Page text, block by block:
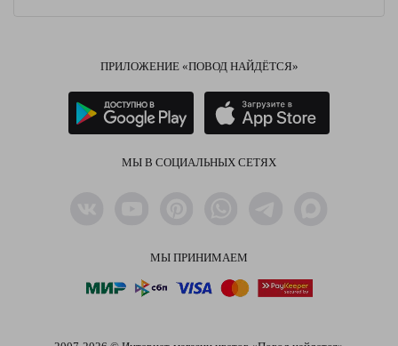
ПРИЛОЖЕНИЕ «ПОВОД НАЙДЁТСЯ»
МЫ В СОЦИАЛЬНЫХ СЕТЯХ
МЫ ПРИНИМАЕМ